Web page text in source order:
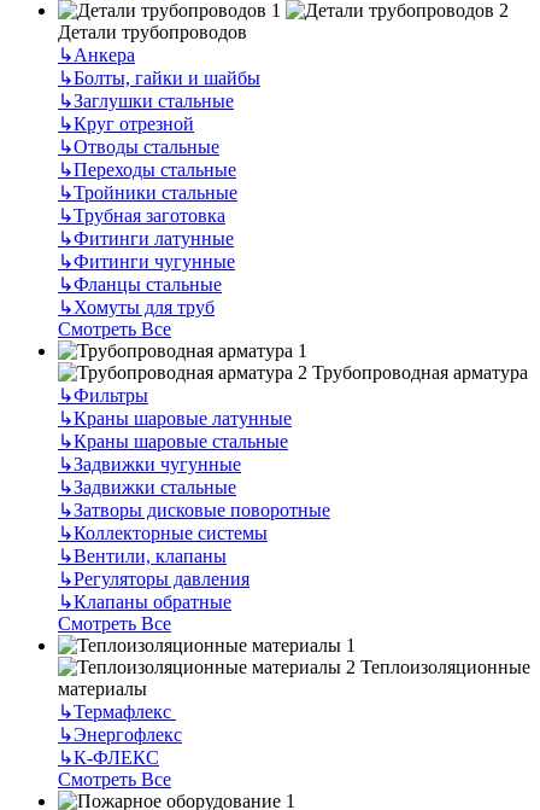
Детали трубопроводов
↳Анкера
↳Болты, гайки и шайбы
↳Заглушки стальные
↳Круг отрезной
↳Отводы стальные
↳Переходы стальные
↳Тройники стальные
↳Трубная заготовка
↳Фитинги латунные
↳Фитинги чугунные
↳Фланцы стальные
↳Хомуты для труб
Смотреть Все
Трубопроводная арматура
↳Фильтры
↳Краны шаровые латунные
↳Краны шаровые стальные
↳Задвижки чугунные
↳Задвижки стальные
↳Затворы дисковые поворотные
↳Коллекторные системы
↳Вентили, клапаны
↳Регуляторы давления
↳Клапаны обратные
Смотреть Все
Теплоизоляционные
материалы
↳Термафлекс
↳Энергофлекс
↳К-ФЛЕКС
Смотреть Все